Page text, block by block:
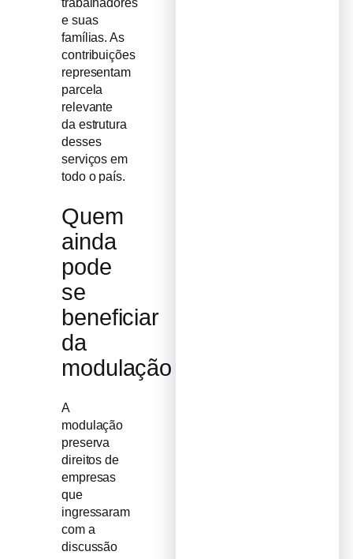
e suas
famílias. As
contribuições
representam
parcela
relevante
da estrutura
desses
serviços em
todo o país.
Quem
ainda
pode
se
beneficiar
da
modulação
A
modulação
preserva
direitos de
empresas
que
ingressaram
com a
discussão